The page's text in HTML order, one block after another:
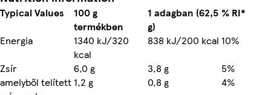
Typical Values
100 g
termékben
1 adagban (62,5
g)
% RI*
Energia
1340 kJ/320
kcal
838 kJ/200 kcal 10%
Zsír
6,0 g 3,8 g
5%
amelyből telített 1,2 g 0,8 g
4%